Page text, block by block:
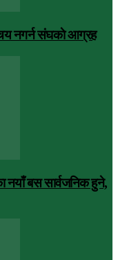
नगर्न संघकाे आग्रह
नयाँ बस सार्वजनिक हुने,